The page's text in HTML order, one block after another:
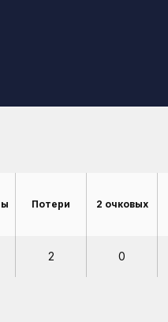
Потери 2 очковых
2 0